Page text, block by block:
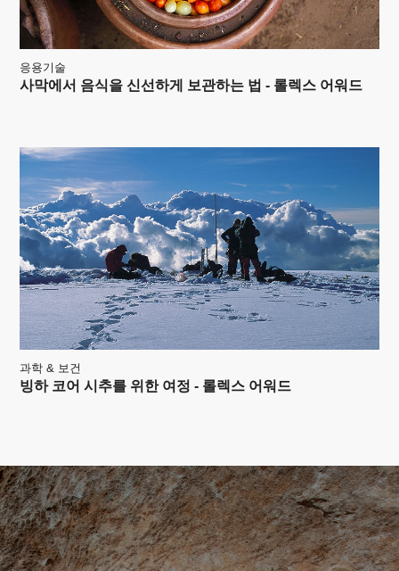
응용기술
사막에서 음식을 신선하게 보관하는 법 - 롤렉스 어워드
과학 & 보건
빙하 코어 시추를 위한 여정 - 롤렉스 어워드